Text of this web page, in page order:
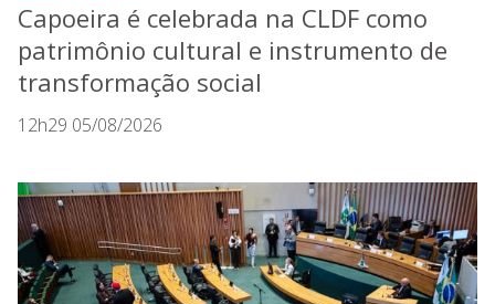
Capoeira é celebrada na CLDF como
patrimônio cultural e instrumento de
transformação social
12h29 05/08/2026